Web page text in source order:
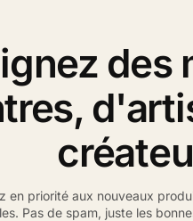
des
en priorité aux nouveaux
Pas de spam, juste les